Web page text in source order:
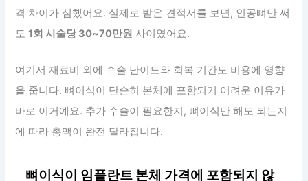
격 차이가 심했어요. 실제로 받은 견적서를 보면, 인공뼈만 써
도1회 시술당 30~70만원 사이였어요.
여기서 재료비 외에 수술 난이도와 회복 기간도 비용에 영향
을 줍니다. 뼈이식이 단순히 본체에 포함되기 어려운 이유가
바로 이거예요. 추가 수술이 필요한지, 뼈이식만 해도 되는지
에 따라 총액이 완전 달라집니다.
뼈이식이 임플란트 본체 가격에 포함되지 않